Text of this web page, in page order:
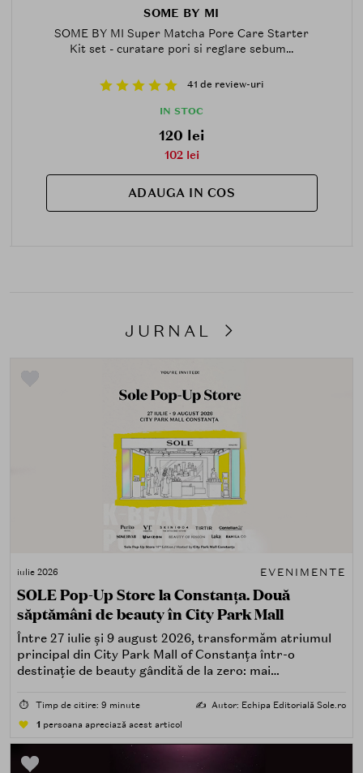
SOME BY MI
SOME BY MI Super Matcha Pore Care Starter
Kit set - curatare pori si reglare sebum...
41 de review-uri
IN STOC
120 lei
102 lei
ADAUGA IN COS
JURNAL
iulie 2026 EVENIMENTE
SOLE Pop-Up Store la Constanța. Două
săptămâni de beauty în City Park Mall
Între 27 iulie și 9 august 2026, transformăm atriumul
principal din City Park Mall of Constanța într-o
destinație de beauty gândită de la zero: mai
care îți place, de fapt, să descoperi produse — testând,
atingând, comparând, întrebând.
⏱️ Timp de citire: 9 minute ✍️ Autor: Echipa Editorială Sole.ro
1 persoana apreciază acest articol